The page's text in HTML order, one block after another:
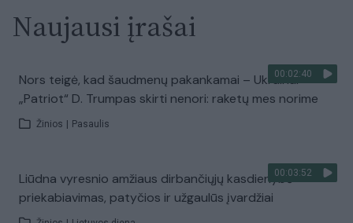
Naujausi įrašai
00:02:40
Nors teigė, kad šaudmenų pakankamai – Ukrainai
„Patriot“ D. Trumpas skirti nenori: raketų mes norime
Žinios Pasaulis
00:03:52
Liūdna vyresnio amžiaus dirbančiųjų kasdienybė –
priekabiavimas, patyčios ir užgaulūs įvardžiai